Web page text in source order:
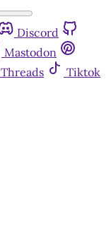
Discord
Mastodon
Threads
Tiktok